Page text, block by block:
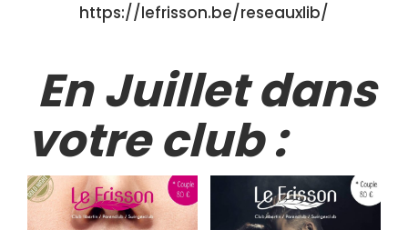
https://lefrisson.be/reseauxlib/
En Juillet dans
votre club :